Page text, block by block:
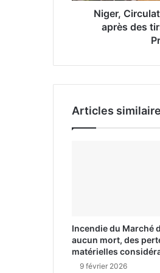
e
l
Niger,
après des
Articles
Incendie du Marché
aucun mort, des
matérielles
9 février 2026